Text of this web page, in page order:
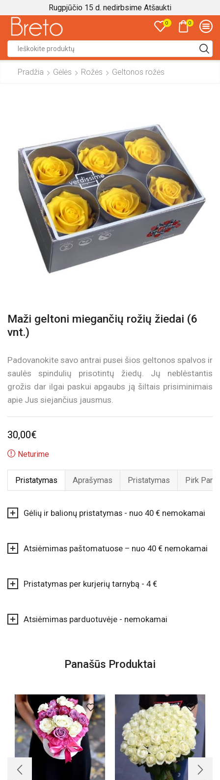
Rugpjūčio 15 d. nedirbsime Atšaukti
0 0
input
Pradžia Gėlės Rožės Geltonos rožės
Maži geltoni miegančių rožių žiedai (6
vnt.)
Padovanokite savo antrai pusei šios geltonos spalvos ir
saulės spindulių prisotintų žiedų. Jų neblėstantis
grožis dar ilgai paskui apgaubs ją šiltais prisiminimais
apie Jus siejančius jausmus.
30,00€
Neturime
Pristatymas Aprašymas Pristatymas Pirk
Gėlių ir balionų pristatymas - nuo 40 € nemokamai
Atsiėmimas paštomatuose – nuo 40 € nemokamai
Pristatymas per kurjerių tarnybą - 4 €
Atsiėmimas parduotuvėje - nemokamai
Panašūs Produktai